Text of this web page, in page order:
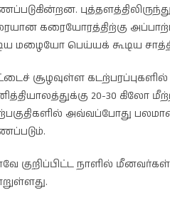
கரையோரத்திற்கு
மழையோ பெய்யக் கூடிய
சூழவுள்ள கடற்பரப்புகளில்
20-30 கிலோ
அவ்வப்போது
குறிப்பிட்ட நாளில்